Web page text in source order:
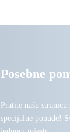
Posebne
Pratite našu
specijalne ponude!